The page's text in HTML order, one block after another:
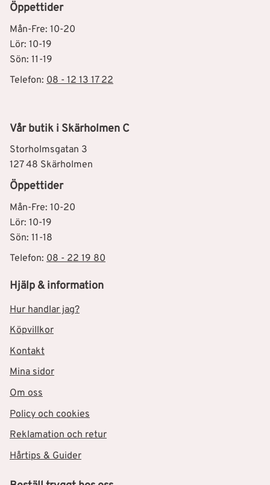
Öppettider
Mån-Fre: 10-20
Lör: 10-19
Sön: 11-19
Telefon: 08 - 12 13 17 22
Vår butik i Skärholmen C
Storholmsgatan 3
127 48 Skärholmen
Öppettider
Mån-Fre: 10-20
Lör: 10-19
Sön: 11-18
Telefon: 08 - 22 19 80
Hjälp & information
Hur handlar jag?
Köpvillkor
Kontakt
Mina sidor
Om oss
Policy och cookies
Reklamation och retur
Hårtips & Guider